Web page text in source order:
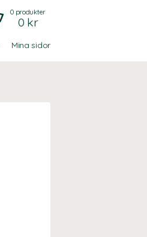
0produkter
0 kr
Mina sidor